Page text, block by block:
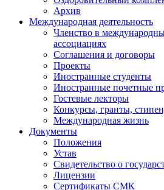
Архив
Международная деятельность
Членство в
ассоциациях
Соглашения и договоры
Проекты
Иностранные студенты
Иностранные почетные
Гостевые лекторы
Конкурсы, гранты,
Международная жизнь
Документы
Положения
Устав
Свидетельство о
Лицензии
Сертификаты СМК